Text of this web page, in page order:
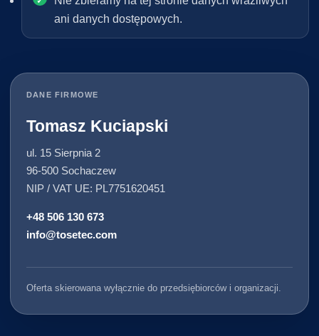
ani danych dostępowych.
DANE FIRMOWE
Tomasz Kuciapski
ul. 15 Sierpnia 2
96-500 Sochaczew
NIP / VAT UE: PL7751620451
+48 506 130 673
info@tosetec.com
Oferta skierowana wyłącznie do przedsiębiorców i organizacji.